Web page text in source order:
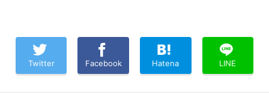
Twitter Facebook Hatena LINE